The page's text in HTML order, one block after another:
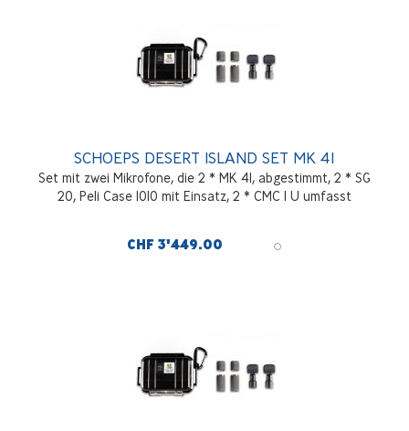
SCHOEPS DESERT ISLAND SET MK 41
Set mit zwei Mikrofone, die 2 * MK 41, abgestimmt, 2 * SG
20, Peli Case 1010 mit Einsatz, 2 * CMC 1 U umfasst
CHF 3'449.00